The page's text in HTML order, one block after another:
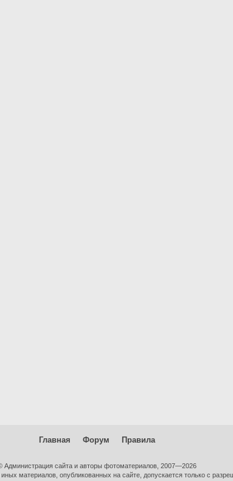
Главная Форум Правила
Администрация сайта и авторы фотоматериалов, 2007—2026
материалов, опубликованных на сайте, допускается только с